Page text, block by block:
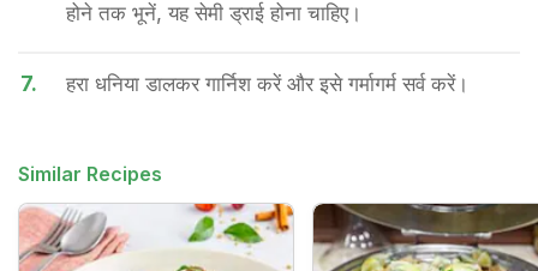
होने तक भूनें, यह सेमी ड्राई होना चाहिए।
7. हरा धनिया डालकर गार्निश करें और इसे गर्मागर्म सर्व करें।
Similar Recipes